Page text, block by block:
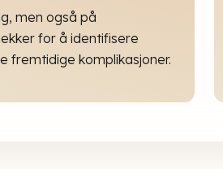
men også på
for å identifisere
fremtidige komplikasjoner.